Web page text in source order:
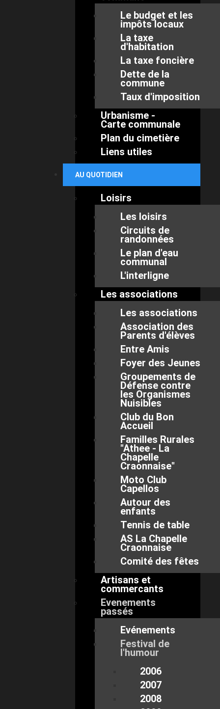
Le budget et les
impôts locaux
La taxe
d'habitation
La taxe foncière
Dette de la
commune
Taux d'imposition
Urbanisme -
Carte communale
Plan du cimetière
Liens utiles
AU QUOTIDIEN
Loisirs
Les loisirs
Circuits de
randonnées
Le plan d'eau
communal
L'interligne
Les associations
Les associations
Association des
Parents d'élèves
Entre Amis
Foyer des Jeunes
Groupements de
Défense contre
les Organismes
Nuisibles
Club du Bon
Accueil
Familles Rurales
"Athee - La
Chapelle
Craonnaise"
Moto Club
Capellos
Autour des
enfants
Tennis de table
AS La Chapelle
Craonnaise
Comité des fêtes
Artisans et
commercants
Evenements
passés
Evénements
Festival de
l'humour
2006
2007
2008